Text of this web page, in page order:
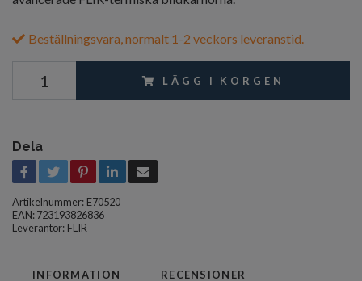
Beställningsvara, normalt 1-2 veckors leveranstid.
LÄGG I KORGEN
Dela
Artikelnummer: E70520
EAN: 723193826836
Leverantör: FLIR
INFORMATION RECENSIONER